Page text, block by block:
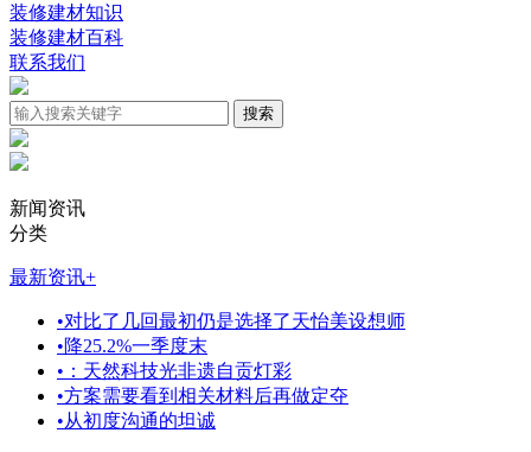
装修建材知识
装修建材百科
联系我们
新闻资讯
分类
最新资讯+
•对比了几回最初仍是选择了天怡美设想师
•降25.2%一季度末
• ：天然科技光非遗自贡灯彩
•方案需要看到相关材料后再做定夺
•从初度沟通的坦诚